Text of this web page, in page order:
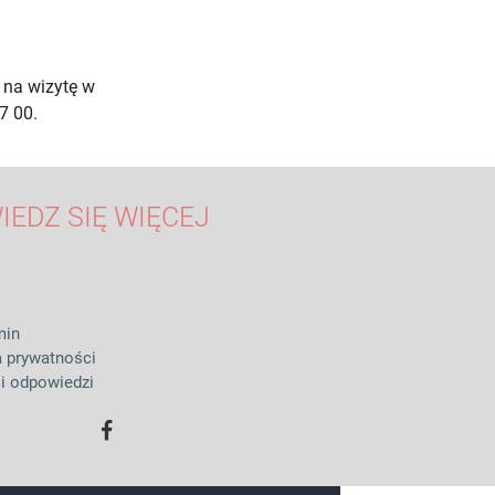
wizytę w
00.
SIĘ WIĘCEJ
prywatności
odpowiedzi